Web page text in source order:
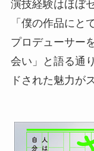
演技経験はほぼ
「僕の作品にと
プロデューサー
会い」と語る通
ドされた魅力が